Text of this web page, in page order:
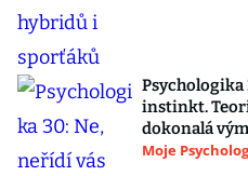
instinkt.
dokonalá
Moje